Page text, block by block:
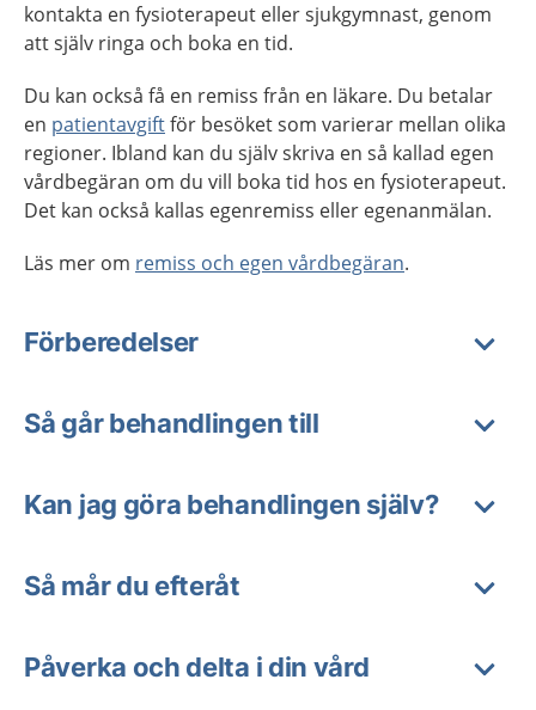
kontakta en fysioterapeut eller sjukgymnast, genom
att själv ringa och boka en tid.
Du kan också få en remiss från en läkare. Du betalar
en patientavgiftför besöket som varierar mellan olika
regioner. Ibland kan du själv skriva en så kallad egen
vårdbegäran om du vill boka tid hos en fysioterapeut.
Det kan också kallas egenremiss eller egenanmälan.
Läs mer om remiss och egen vårdbegäran.
Förberedelser
Så går behandlingen till
Kan jag göra behandlingen själv?
Så mår du efteråt
Påverka och delta i din vård